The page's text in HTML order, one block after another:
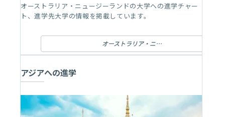
オーストラリア・ニュージーランドの大学への進学チャー
ト、進学先大学の情報を掲載しています。
オーストラリア・ニュージーランドへの進学
アジアへの進学